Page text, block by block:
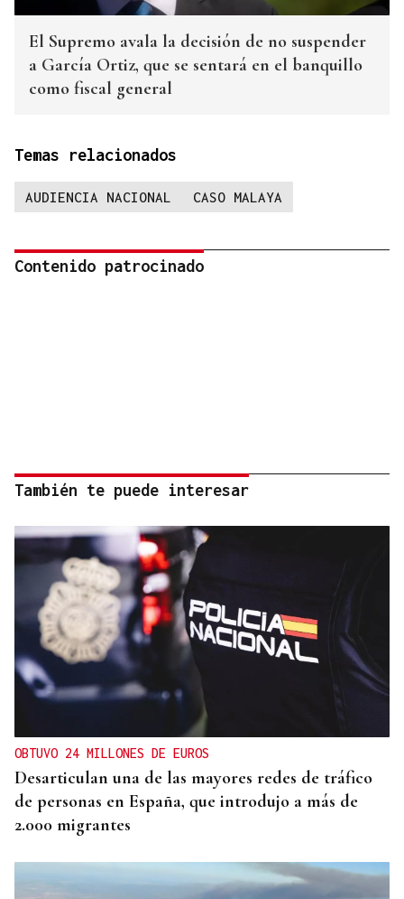
El Supremo avala la decisión de no suspender
a García Ortiz, que se sentará en el banquillo
como fiscal general
Temas relacionados
AUDIENCIA NACIONAL CASO MALAYA
Contenido patrocinado
También te puede interesar
OBTUVO 24 MILLONES DE EUROS
Desarticulan una de las mayores redes de tráfico
de personas en España, que introdujo a más de
2.000 migrantes